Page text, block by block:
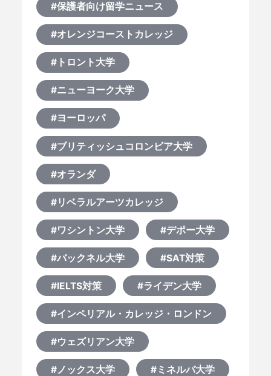
#保護者向け留学ニュース
#オレンジコーストカレッジ
#トロント大学
#ニューヨーク大学
#ヨーロッパ
#ブリティッシュコロンビア大学
#オランダ
#リベラルアーツカレッジ
#ワシントン大学 #デポー大学
#バックネル大学 #SAT対策
#IELTS対策 #ライデン大学
#インペリアル・カレッジ・ロンドン
#ウェズリアン大学
#ノックス大学 #ミネルバ大学